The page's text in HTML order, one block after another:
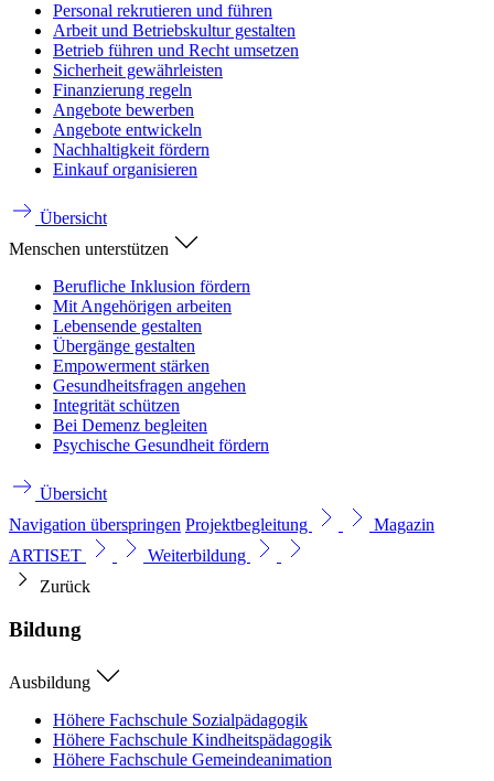
Personal rekrutieren und führen
Arbeit und Betriebskultur gestalten
Betrieb führen und Recht umsetzen
Sicherheit gewährleisten
Finanzierung regeln
Angebote bewerben
Angebote entwickeln
Nachhaltigkeit fördern
Einkauf organisieren
Übersicht
Menschen unterstützen
Berufliche Inklusion fördern
Mit Angehörigen arbeiten
Lebensende gestalten
Übergänge gestalten
Empowerment stärken
Gesundheitsfragen angehen
Integrität schützen
Bei Demenz begleiten
Psychische Gesundheit fördern
Übersicht
Navigation überspringen Projektbegleitung
Magazin
ARTISET
Weiterbildung
Zurück
Bildung
Ausbildung
Höhere Fachschule Sozialpädagogik
Höhere Fachschule Kindheitspädagogik
Höhere Fachschule Gemeindeanimation